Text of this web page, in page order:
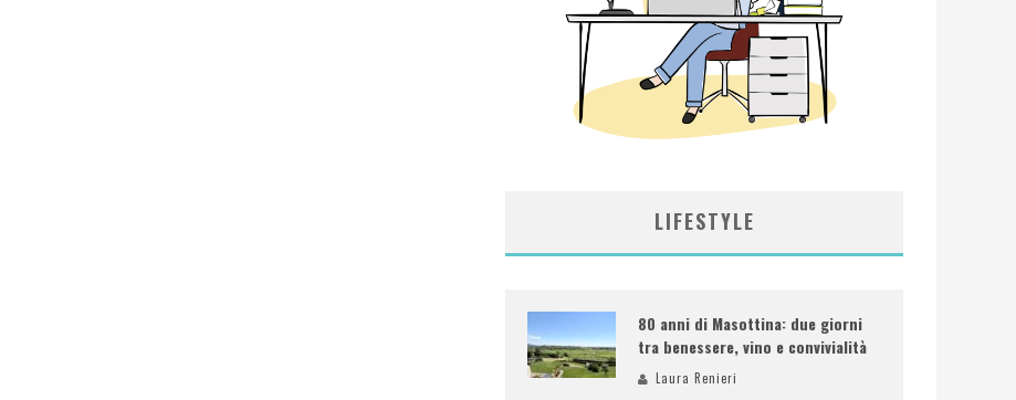
LIFESTYLE
80 anni di Masottina: due giorni
tra benessere, vino e convivialità
Laura Renieri